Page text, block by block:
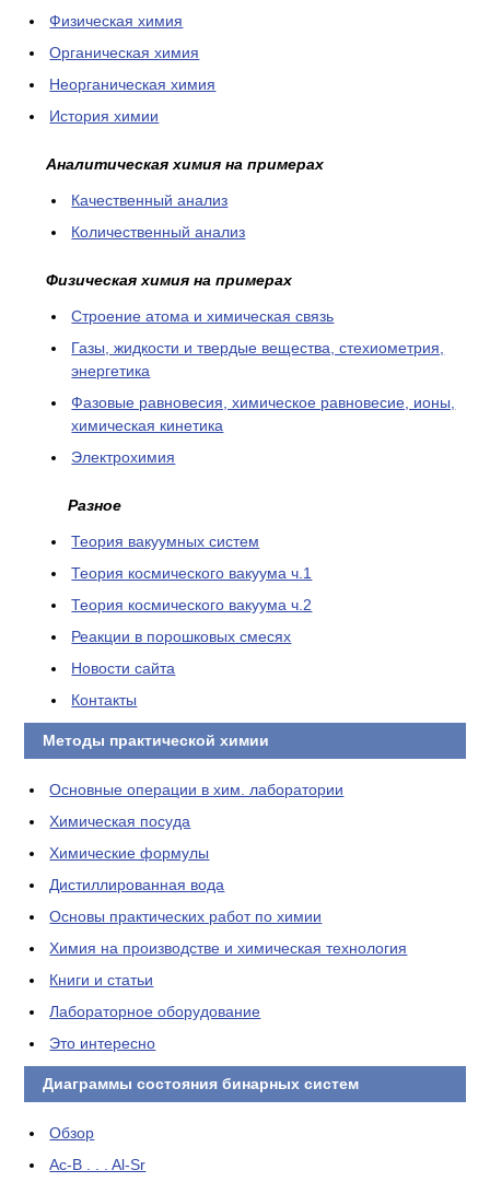
Физическая химия
Органическая химия
Неорганическая химия
История химии
Аналитическая химия на примерах
Качественный анализ
Количественный анализ
Физическая химия на примерах
Cтроение атома и химическая связь
Газы, жидкости и твердые вещества, стехиометрия,
энергетика
Фазовые равновесия, химическое равновесие, ионы,
химическая кинетика
Электрохимия
Разное
Теория вакуумных систем
Теория космического вакуума ч.1
Теория космического вакуума ч.2
Реакции в порошковых смесях
Новости сайта
Контакты
Методы практической химии
Основные операции в хим. лаборатории
Химическая посуда
Химические формулы
Дистиллированная вода
Основы практических работ по химии
Химия на производстве и химическая технология
Книги и статьи
Лабораторное оборудование
Это интересно
Диаграммы состояния бинарных систем
Обзор
Ac-B . . . Al-Sr